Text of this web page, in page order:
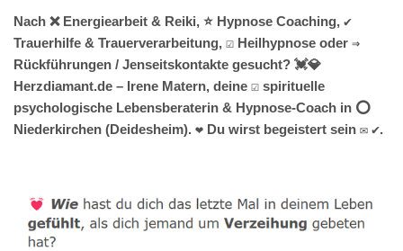
Nach ❌ Energiearbeit & Reiki, ⭐ Hypnose Coaching, ✔️
Trauerhilfe & Trauerverarbeitung, ☑️ Heilhypnose oder ⇒
Rückführungen / Jenseitskontakte gesucht? 💓️💎
Herzdiamant.de – Irene Matern, deine ☑️ spirituelle
psychologische Lebensberaterin & Hypnose-Coach in ⭕
Niederkirchen (Deidesheim). ❤ Du wirst begeistert sein ✉ ✔.